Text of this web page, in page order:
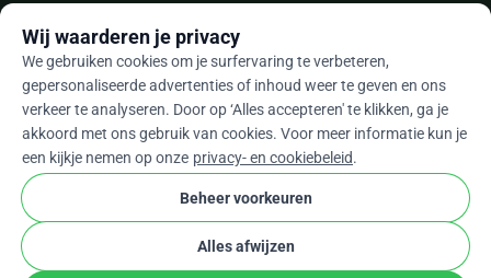
Nlarrow_drop_down
★★★★★ 4,9 / 5 op basis van 500+ reviews
WhyDonatePrivacy en cookies
Algemene voorwaarden
Cookie-instellingen
Wij waarderen je privacy
We gebruiken cookies om je surfervaring te verbeteren,
gepersonaliseerde advertenties of inhoud weer te geven en ons
verkeer te analyseren. Door op ‘Alles accepteren' te klikken, ga je
akkoord met ons gebruik van cookies. Voor meer informatie kun je
een kijkje nemen op onze privacy- en cookiebeleid.
Beheer voorkeuren
Alles afwijzen